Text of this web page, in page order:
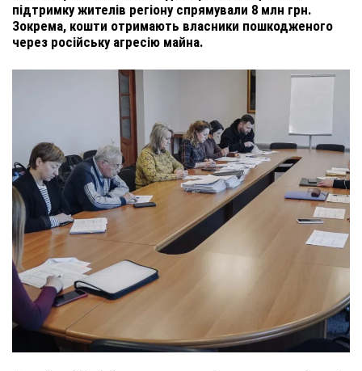
підтримку жителів регіону спрямували 8 млн грн.
Зокрема, кошти отримають власники пошкодженого
через російську агресію майна.